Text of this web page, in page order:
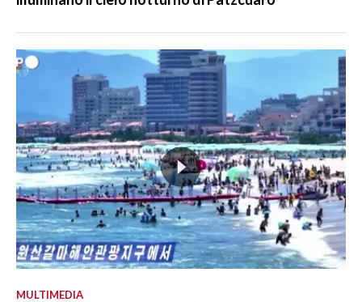
MULTIMEDIA